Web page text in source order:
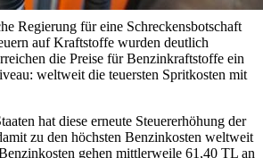
Regierung für eine Schreckensbotschaft
auf Kraftstoffe wurden deutlich
die Preise für Benzinkraftstoffe ein
weltweit die teuersten Spritkosten mit
hat diese erneute Steuererhöhung der
zu den höchsten Benzinkosten weltweit
gehen mittlerweile 61,40 TL an